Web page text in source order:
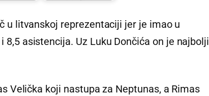
u litvanskoj reprezentaciji jer je imao u
8,5 asistencija. Uz Luku Dončića on je najbolji
Velička koji nastupa za Neptunas, a Rimas